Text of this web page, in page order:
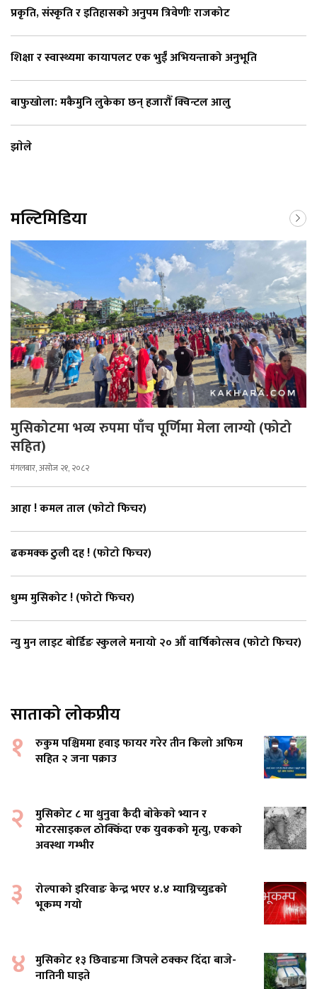
प्रकृति, संस्कृति र इतिहासको अनुपम त्रिवेणीः राजकोट
शिक्षा र स्वास्थ्यमा कायापलट एक भुईँ अभियन्ताको अनुभूति
बाफुखोला: मकैमुनि लुकेका छन् हजारौँ क्विन्टल आलु
झाेले
मल्टिमिडिया
मुसिकोटमा भव्य रुपमा पाँच पूर्णिमा मेला लाग्यो (फोटो
सहित)
मंगलबार, असोज २१, २०८२
आहा ! कमल ताल (फाेटाे फिचर)
ढकमक्क ठुली दह ! (फाेटाे फिचर)
धुम्म मुसिकोट ! (फोटो फिचर)
न्यु मुन लाइट बाेर्डिङ स्कुलले मनायो २० औँ वार्षिकोत्सव (फोटो फिचर)
साताको लोकप्रीय
१
रुकुम पश्चिममा हवाइ फायर गरेर तीन किलो अफिम
सहित २ जना पक्राउ
२
मुसिकोट ८ मा थुनुवा कैदी बाेकेकाे भ्यान र
मोटरसाइकल ठोक्किँदा एक युवकको मृत्यु, एकको
अवस्था गम्भीर
३
रोल्पाको इरिवाङ केन्द्र भएर ४.४ म्याग्निच्युडको
भूकम्प गयो
४ मुसिकाेट १३ छिवाङमा जिपले ठक्कर दिँदा बाजे-
नातिनी घाइते